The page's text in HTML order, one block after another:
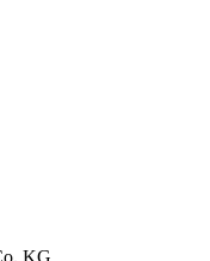
KG